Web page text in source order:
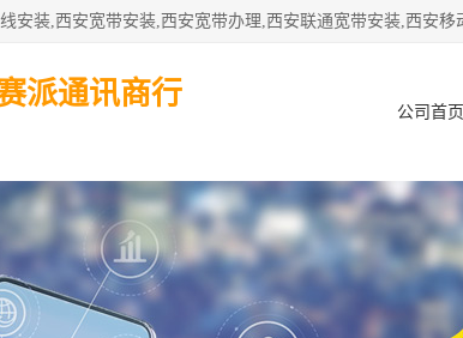
派通讯商行
公司首页
产品知识